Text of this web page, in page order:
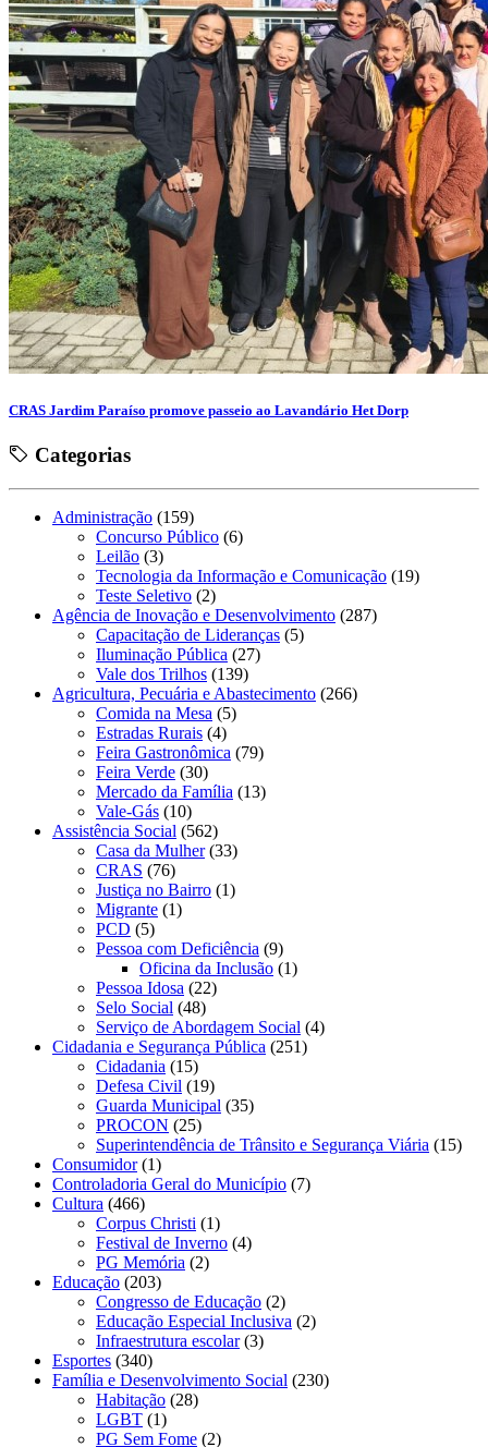
CRAS Jardim Paraíso promove passeio ao Lavandário Het Dorp
Categorias
Administração (159)
Concurso Público (6)
Leilão (3)
Tecnologia da Informação e Comunicação (19)
Teste Seletivo (2)
Agência de Inovação e Desenvolvimento (287)
Capacitação de Lideranças (5)
Iluminação Pública (27)
Vale dos Trilhos (139)
Agricultura, Pecuária e Abastecimento (266)
Comida na Mesa (5)
Estradas Rurais (4)
Feira Gastronômica (79)
Feira Verde (30)
Mercado da Família (13)
Vale-Gás (10)
Assistência Social (562)
Casa da Mulher(33)
CRAS (76)
Justiça no Bairro (1)
Migrante (1)
PCD (5)
Pessoa com Deficiência (9)
Oficina da Inclusão (1)
Pessoa Idosa (22)
Selo Social (48)
Serviço de Abordagem Social (4)
Cidadania e Segurança Pública (251)
Cidadania (15)
Defesa Civil (19)
Guarda Municipal (35)
PROCON (25)
Superintendência de Trânsito e Segurança Viária (15)
Consumidor(1)
Controladoria Geral do Município (7)
Cultura (466)
Corpus Christi (1)
Festival de Inverno (4)
PG Memória (2)
Educação (203)
Congresso de Educação (2)
Educação Especial Inclusiva (2)
Infraestrutura escolar(3)
Esportes (340)
Família e Desenvolvimento Social (230)
Habitação (28)
LGBT (1)
PG Sem Fome (2)